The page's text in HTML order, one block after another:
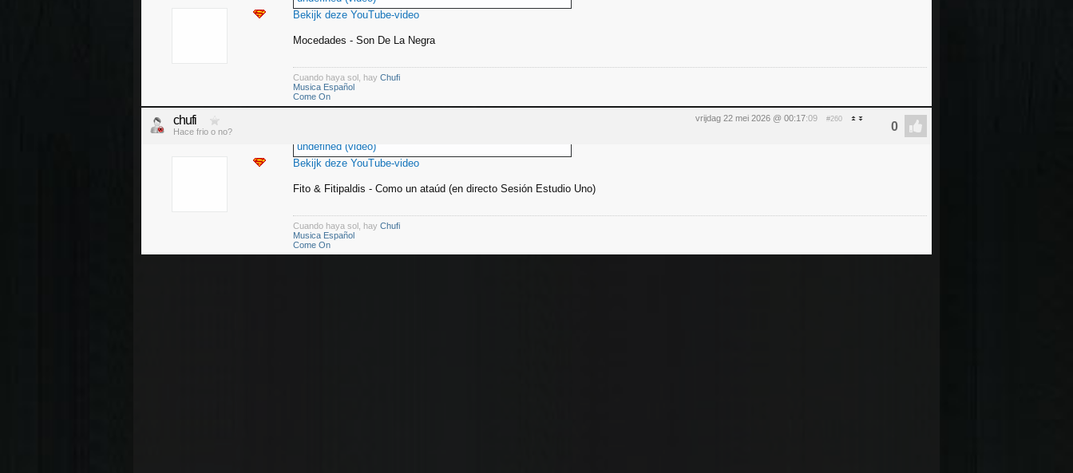
Bekijk deze YouTube-video
Mocedades - Son De La Negra
Cuando haya sol, hay Chufi
Musica Español
Come On
vrijdag 22 mei 2026 @ 00:17:09 #260
chufi
Hace frio o no?
undefined (video)
Bekijk deze YouTube-video
Fito & Fitipaldis - Como un ataúd (en directo Sesión Estudio Uno)
Cuando haya sol, hay Chufi
Musica Español
Come On